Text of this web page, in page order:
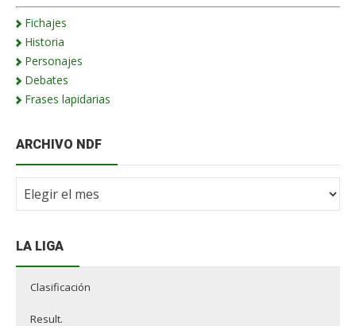
Fichajes
Historia
Personajes
Debates
Frases lapidarias
ARCHIVO NDF
Archivo
LA LIGA
Clasificación
Result.